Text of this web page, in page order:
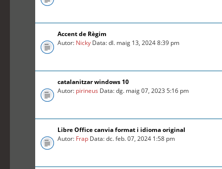
Accent de Règim
Autor: Nicky Data: dl. maig 13, 2024 8:39 pm
catalanitzar windows 10
Autor: pirineus Data: dg. maig 07, 2023 5:16 pm
Libre Office canvia format i idioma original
Autor: Frap Data: dc. feb. 07, 2024 1:58 pm